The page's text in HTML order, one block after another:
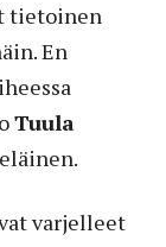
tietoinen
En
Tuula
varjelleet